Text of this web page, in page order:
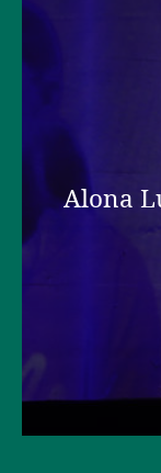
Alona